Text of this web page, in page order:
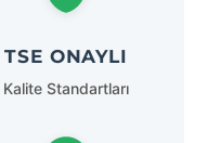
TSE ONAYLI
Kalite Standartları